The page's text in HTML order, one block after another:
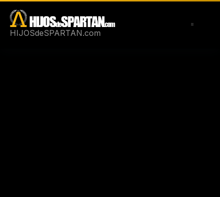
contenido
HIJOSdeSPARTAN.com